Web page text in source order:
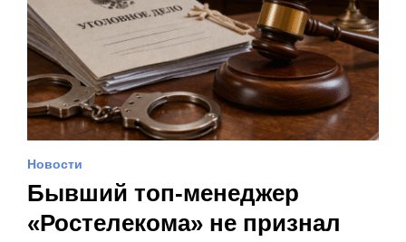
Новости
Бывший топ-менеджер
«Ростелекома» не признал